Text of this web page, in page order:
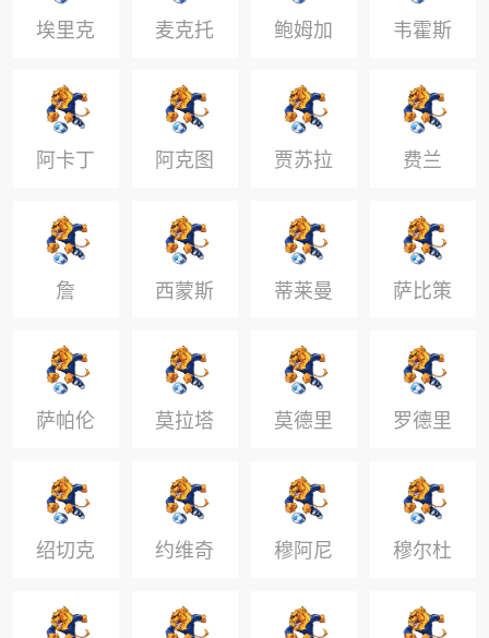
埃里克
森
麦克托
米奈
鲍姆加
特纳
韦霍斯
特
阿卡丁 阿克图
尔科格
鲁
贾苏拉 费兰
詹 西蒙斯 蒂莱曼
斯
萨比策
萨帕伦
科
莫拉塔 莫德里
奇
罗德里
绍切克 约维奇 穆阿尼 穆尔杜